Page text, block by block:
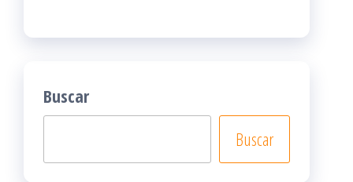
Buscar
Buscar